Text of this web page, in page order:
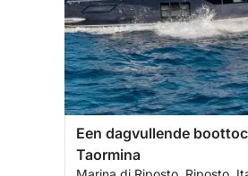
Een dagvullende
Taormina